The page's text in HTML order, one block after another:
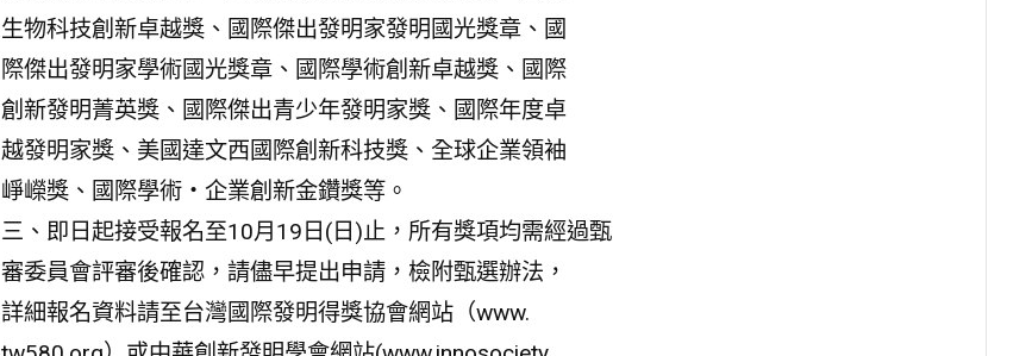
生物科技創新卓越獎、國際傑出發明家發明國光獎章、國
際傑出發明家學術國光獎章、國際學術創新卓越獎、國際
創新發明菁英獎、國際傑出青少年發明家獎、國際年度卓
越發明家獎、美國達文西國際創新科技獎、全球企業領袖
崢嶸獎、國際學術‧企業創新金鑽獎等。
三、即日起接受報名至10月19日(日)止，所有獎項均需經過甄
審委員會評審後確認，請儘早提出申請，檢附甄選辦法，
詳細報名資料請至台灣國際發明得獎協會網站（www.